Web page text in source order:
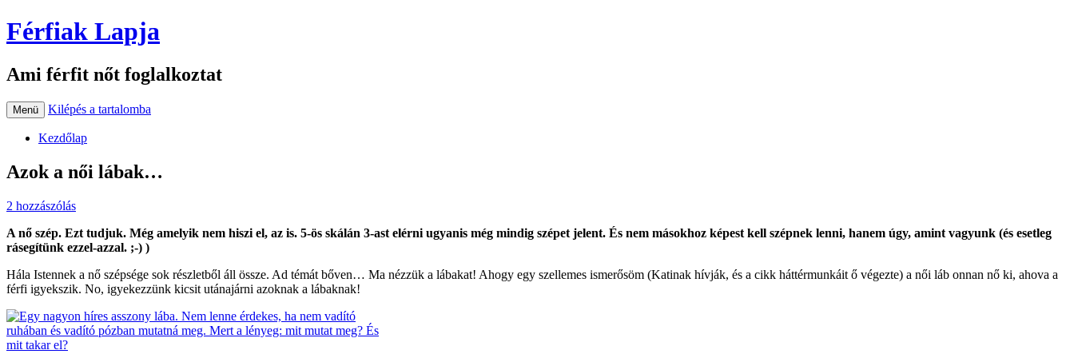
Férfiak Lapja
Ami férfit nőt foglalkoztat
Menü Kilépés a tartalomba
Kezdőlap
Azok a női lábak…
2 hozzászólás
A nő szép. Ezt tudjuk. Még amelyik nem hiszi el, az is. 5-ös skálán 3-ast elérni ugyanis még mindig szépet jelent. És nem másokhoz képest kell szépnek lenni, hanem úgy, amint vagyunk (és esetleg
rásegítünk ezzel-azzal. ;-) )
Hála Istennek a nő szépsége sok részletből áll össze. Ad témát bőven… Ma nézzük a lábakat! Ahogy egy szellemes ismerősöm (Katinak hívják, és a cikk háttérmunkáit ő végezte) a női láb onnan nő ki, ahova a
férfi igyekszik. No, igyekezzünk kicsit utánajárni azoknak a lábaknak!